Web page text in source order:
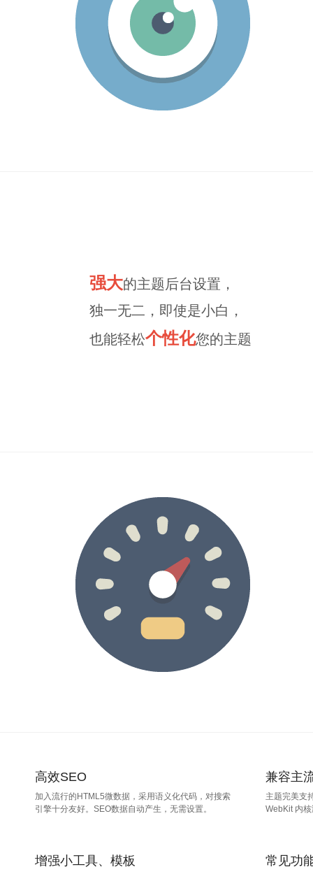
强大的主题后台设置，
独一无二，即使是小白，
也能轻松个性化您的主题
高效SEO
加入流行的HTML5微数据，采用语义化代码，对搜索
引擎十分友好。SEO数据自动产生，无需设置。
兼容主
主题完美支
WebKit 内
增强小工具、模板 常见功